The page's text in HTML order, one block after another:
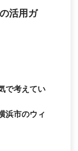
活用ガ
で考えてい
浜市のウィ